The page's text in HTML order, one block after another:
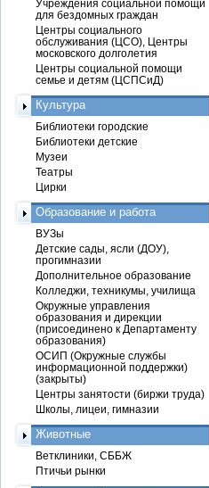
Учреждения социальной помощи
для бездомных граждан
Центры социального
обслуживания (ЦСО), Центры
московского долголетия
Центры социальной помощи
семье и детям (ЦСПСиД)
Культура
Библиотеки городские
Библиотеки детские
Музеи
Театры
Цирки
Образование и работа
ВУЗы
Детские сады, ясли (ДОУ),
прогимназии
Дополнительное образование
Колледжи, техникумы, училища
Окружные управления
образования и дирекции
(присоединено к Департаменту
образования)
ОСИП (Окружные службы
информационной поддержки)
(закрыты)
Центры занятости (биржи труда)
Школы, лицеи, гимназии
Животные
Ветклиники, СББЖ
Птичьи рынки